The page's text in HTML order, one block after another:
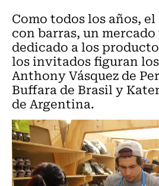
Como todos los años,
con barras, un
dedicado a los
los invitados figuran
Anthony Vásquez de
Buffara de Brasil y
de Argentina.